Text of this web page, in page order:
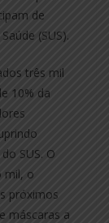
de
(SUS).
três mil
10% da
SUS. O
mil, o
próximos
máscaras a